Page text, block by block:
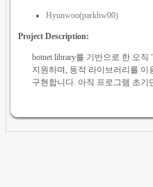
Hyunwoo(parkhw00)
Project Description:
botnet library를 기반으로 한 오직
지원하며, 동적 라이브러리를 이
구현합니다. 아직 프로그램 초기